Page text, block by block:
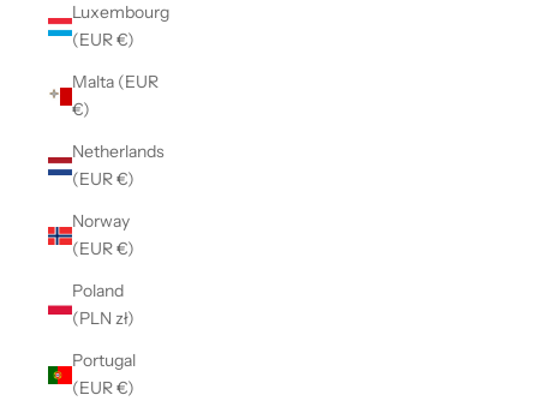
Luxembourg
(EUR €)
Malta (EUR
€)
Netherlands
(EUR €)
Norway
(EUR €)
Poland
(PLN zł)
Portugal
(EUR €)